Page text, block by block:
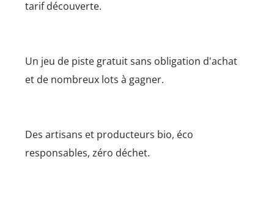
tarif découverte.
Un jeu de piste gratuit sans obligation d'achat
et de nombreux lots à gagner.
Des artisans et producteurs bio, éco
responsables, zéro déchet.